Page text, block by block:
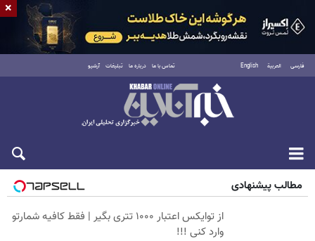
فارسی العربية English تماس با ما درباره ما تبلیغات آرشیو
پنجشنبه ۱۵ مرداد ۱۴۰۵
مطالب پیشنهادی
از توایکس اعتبار ۱۰۰۰ تتری بگیر | فقط کافیه شمارتو
وارد کنی !!!
×